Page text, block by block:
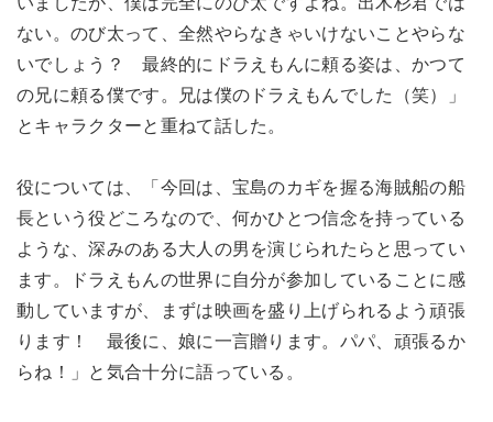
ない。のび太って、全然やらなきゃいけないことやらな
いでしょう？ 最終的にドラえもんに頼る姿は、かつて
の兄に頼る僕です。兄は僕のドラえもんでした（笑）」
とキャラクターと重ねて話した。
役については、「今回は、宝島のカギを握る海賊船の船
長という役どころなので、何かひとつ信念を持っている
ような、深みのある大人の男を演じられたらと思ってい
ます。ドラえもんの世界に自分が参加していることに感
動していますが、まずは映画を盛り上げられるよう頑張
ります！ 最後に、娘に一言贈ります。パパ、頑張るか
らね！」と気合十分に語っている。